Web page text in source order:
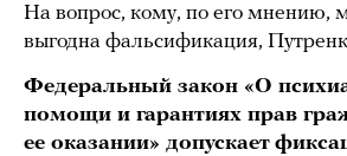
На вопрос, кому, по его мнению,
выгодна фальсификация,
Федеральный закон «О
помощи и гарантиях прав
ее оказании» допускает